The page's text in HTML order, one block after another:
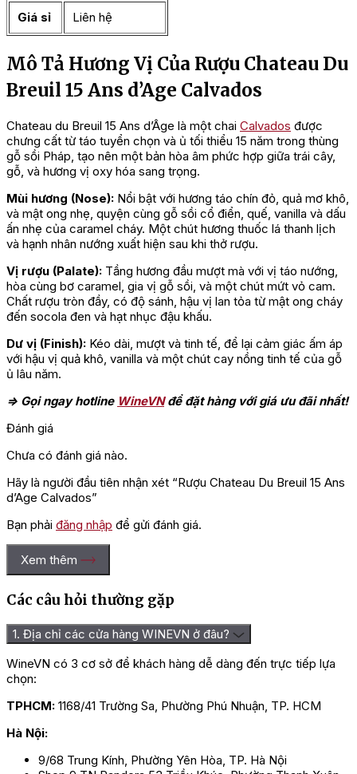
Giá sỉ Liên hệ
Mô Tả Hương Vị Của Rượu Chateau Du
Breuil 15 Ans d’Age Calvados
Chateau du Breuil 15 Ans d’Âge là một chai Calvados được
chưng cất từ táo tuyển chọn và ủ tối thiểu 15 năm trong thùng
gỗ sồi Pháp, tạo nên một bản hòa âm phức hợp giữa trái cây,
gỗ, và hương vị oxy hóa sang trọng.
Mùi hương (Nose): Nổi bật với hương táo chín đỏ, quả mơ khô,
và mật ong nhẹ, quyện cùng gỗ sồi cổ điển, quế, vanilla và dấu
ấn nhẹ của caramel cháy. Một chút hương thuốc lá thanh lịch
và hạnh nhân nướng xuất hiện sau khi thở rượu.
Vị rượu (Palate): Tầng hương đầu mượt mà với vị táo nướng,
hòa cùng bơ caramel, gia vị gỗ sồi, và một chút mứt vỏ cam.
Chất rượu tròn đầy, có độ sánh, hậu vị lan tỏa từ mật ong cháy
đến socola đen và hạt nhục đậu khấu.
Dư vị (Finish): Kéo dài, mượt và tinh tế, để lại cảm giác ấm áp
với hậu vị quả khô, vanilla và một chút cay nồng tinh tế của gỗ
ủ lâu năm.
=> Gọi ngay hotline WineVNđể đặt hàng với giá ưu đãi nhất!
Đánh giá
Chưa có đánh giá nào.
Hãy là người đầu tiên nhận xét “Rượu Chateau Du Breuil 15 Ans
d’Age Calvados”
Bạn phải đăng nhập để gửi đánh giá.
Xem thêm
Các câu hỏi thường gặp
1. Địa chỉ các cửa hàng WINEVN ở đâu?
WineVN có 3 cơ sở để khách hàng dễ dàng đến trực tiếp lựa
chọn:
TPHCM: 1168/41 Trường Sa, Phường Phú Nhuận, TP. HCM
Hà Nội:
9/68 Trung Kính, Phường Yên Hòa, TP. Hà Nội